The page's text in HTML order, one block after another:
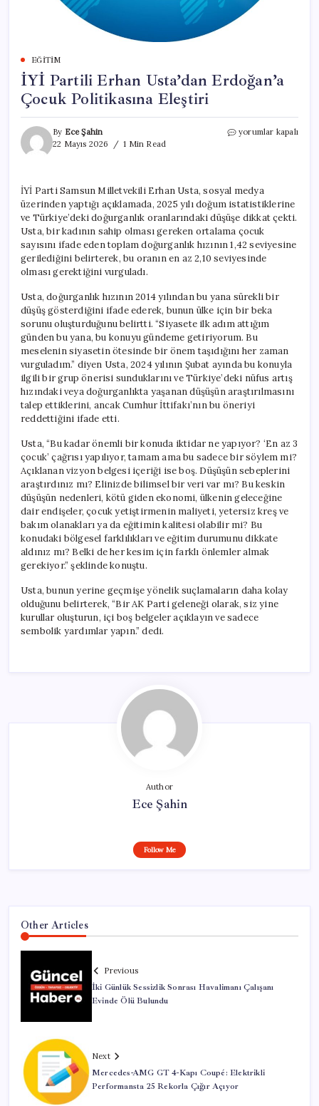
EĞITIM
İYİ Partili Erhan Usta’dan Erdoğan’a
Çocuk Politikasına Eleştiri
By Ece Şahin
22 Mayıs 2026
1 Min Read
İYİ
Çocuk
Politikasına
Eleştiri
için
yorumlar kapalı
İYİ Parti Samsun Milletvekili Erhan Usta, sosyal medya
üzerinden yaptığı açıklamada, 2025 yılı doğum istatistiklerine
ve Türkiye’deki doğurganlık oranlarındaki düşüşe dikkat çekti.
Usta, bir kadının sahip olması gereken ortalama çocuk
sayısını ifade eden toplam doğurganlık hızının 1,42 seviyesine
gerilediğini belirterek, bu oranın en az 2,10 seviyesinde
olması gerektiğini vurguladı.
Usta, doğurganlık hızının 2014 yılından bu yana sürekli bir
düşüş gösterdiğini ifade ederek, bunun ülke için bir beka
sorunu oluşturduğunu belirtti. “Siyasete ilk adım attığım
günden bu yana, bu konuyu gündeme getiriyorum. Bu
meselenin siyasetin ötesinde bir önem taşıdığını her zaman
vurguladım.” diyen Usta, 2024 yılının Şubat ayında bu konuyla
ilgili bir grup önerisi sunduklarını ve Türkiye’deki nüfus artış
hızındaki veya doğurganlıkta yaşanan düşüşün araştırılmasını
talep ettiklerini, ancak Cumhur İttifakı’nın bu öneriyi
reddettiğini ifade etti.
Usta, “Bu kadar önemli bir konuda iktidar ne yapıyor? ‘En az 3
çocuk’ çağrısı yapılıyor, tamam ama bu sadece bir söylem mi?
Açıklanan vizyon belgesi içeriği ise boş. Düşüşün sebeplerini
araştırdınız mı? Elinizde bilimsel bir veri var mı? Bu keskin
düşüşün nedenleri, kötü giden ekonomi, ülkenin geleceğine
dair endişeler, çocuk yetiştirmenin maliyeti, yetersiz kreş ve
bakım olanakları ya da eğitimin kalitesi olabilir mi? Bu
konudaki bölgesel farklılıkları ve eğitim durumunu dikkate
aldınız mı? Belki de her kesim için farklı önlemler almak
gerekiyor.” şeklinde konuştu.
Usta, bunun yerine geçmişe yönelik suçlamaların daha kolay
olduğunu belirterek, “Bir AK Parti geleneği olarak, siz yine
kurullar oluşturun, içi boş belgeler açıklayın ve sadece
sembolik yardımlar yapın.” dedi.
Author
Ece Şahin
Follow Me
Other Articles
Previous
İki Günlük Sessizlik Sonrası Havalimanı Çalışanı
Evinde Ölü Bulundu
Next
Mercedes-AMG GT 4-Kapı Coupé: Elektrikli
Performansta 25 Rekorla Çığır Açıyor